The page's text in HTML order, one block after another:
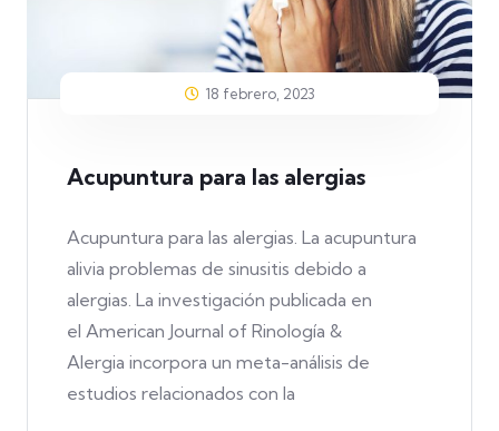
18 febrero, 2023
Acupuntura para las alergias
Acupuntura para las alergias. La acupuntura
alivia problemas de sinusitis debido a
alergias. La investigación publicada en
el American Journal of Rinología &
Alergia incorpora un meta-análisis de
estudios relacionados con la